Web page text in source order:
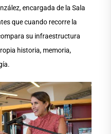
encargada de la Sala
que cuando recorre la
su infraestructura
historia, memoria,